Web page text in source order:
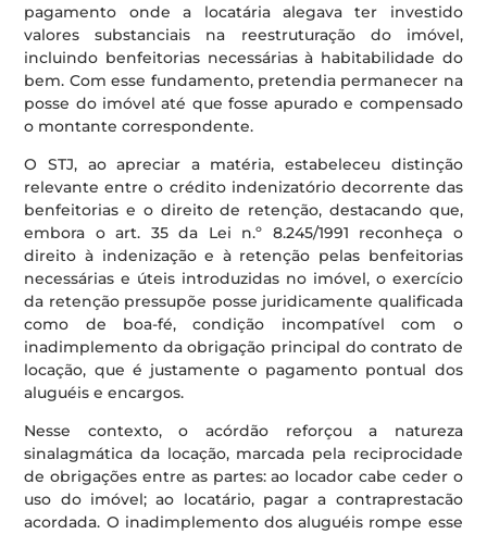
pagamento onde a locatária alegava ter investido
valores substanciais na reestruturação do imóvel,
incluindo benfeitorias necessárias à habitabilidade do
bem. Com esse fundamento, pretendia permanecer na
posse do imóvel até que fosse apurado e compensado
o montante correspondente.
O STJ, ao apreciar a matéria, estabeleceu distinção
relevante entre o crédito indenizatório decorrente das
benfeitorias e o direito de retenção, destacando que,
embora o art. 35 da Lei n.º 8.245/1991 reconheça o
direito à indenização e à retenção pelas benfeitorias
necessárias e úteis introduzidas no imóvel, o exercício
da retenção pressupõe posse juridicamente qualificada
como de boa-fé, condição incompatível com o
inadimplemento da obrigação principal do contrato de
locação, que é justamente o pagamento pontual dos
aluguéis e encargos.
Nesse contexto, o acórdão reforçou a natureza
sinalagmática da locação, marcada pela reciprocidade
de obrigações entre as partes: ao locador cabe ceder o
uso do imóvel; ao locatário, pagar a contraprestacão
acordada. O inadimplemento dos aluguéis rompe esse